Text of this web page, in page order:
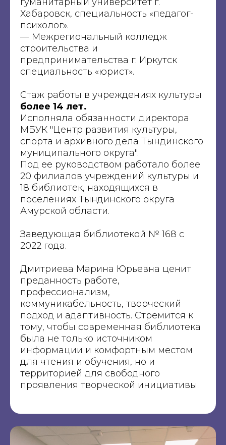
Хабаровск, специальность «педагог-
психолог».
— Межрегиональный колледж
строительства и
предпринимательства г. Иркутск
специальность «юрист».
Стаж работы в учреждениях культуры
более 14 лет.
Исполняла обязанности директора
МБУК "Центр развития культуры,
спорта и архивного дела Тындинского
муниципального округа".
Под ее руководством работало более
20 филиалов учреждений культуры и
18 библиотек, находящихся в
поселениях Тындинского округа
Амурской области.
Заведующая библиотекой № 168 с
2022 года.
Дмитриева Марина Юрьевна ценит
преданность работе,
профессионализм,
коммуникабельность, творческий
подход и адаптивность. Стремится к
тому, чтобы современная библиотека
была не только источником
информации и комфортным местом
для чтения и обучения, но и
территорией для свободного
проявления творческой инициативы.